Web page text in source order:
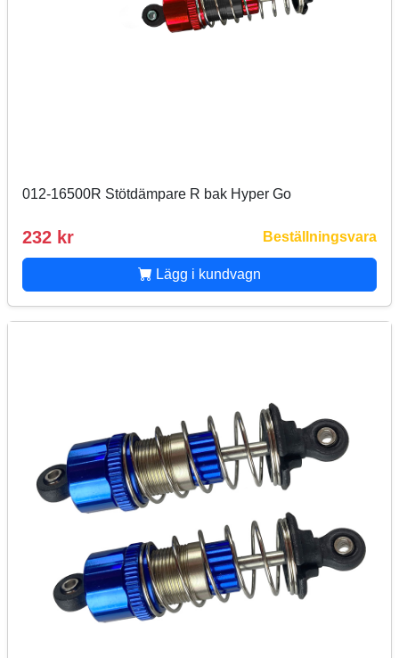
012-16500R Stötdämpare R bak Hyper Go
232 kr Beställningsvara
Lägg i kundvagn